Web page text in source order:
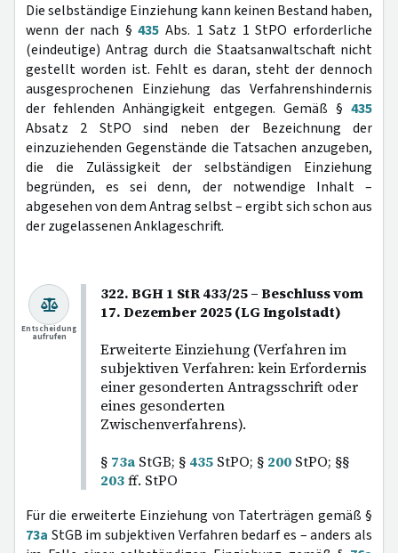
Die selbständige Einziehung kann keinen Bestand haben,
wenn der nach §435 Abs. 1 Satz 1 StPO erforderliche
(eindeutige) Antrag durch die Staatsanwaltschaft nicht
gestellt worden ist. Fehlt es daran, steht der dennoch
ausgesprochenen Einziehung das Verfahrenshindernis
der fehlenden Anhängigkeit entgegen. Gemäß § 435
Absatz 2 StPO sind neben der Bezeichnung der
einzuziehenden Gegenstände die Tatsachen anzugeben,
die die Zulässigkeit der selbständigen Einziehung
begründen, es sei denn, der notwendige Inhalt –
abgesehen von dem Antrag selbst – ergibt sich schon aus
der zugelassenen Anklageschrift.
322. BGH 1 StR 433/25 – Beschluss vom
17. Dezember 2025 (LG Ingolstadt)
Erweiterte Einziehung (Verfahren im
subjektiven Verfahren: kein Erfordernis
einer gesonderten Antragsschrift oder
eines gesonderten
Zwischenverfahrens).
§ 73a StGB; § 435 StPO; § 200 StPO; §§
203ff. StPO
Entscheidung
aufrufen
Für die erweiterte Einziehung von Taterträgen gemäß §
73a StGB im subjektiven Verfahren bedarf es – anders als